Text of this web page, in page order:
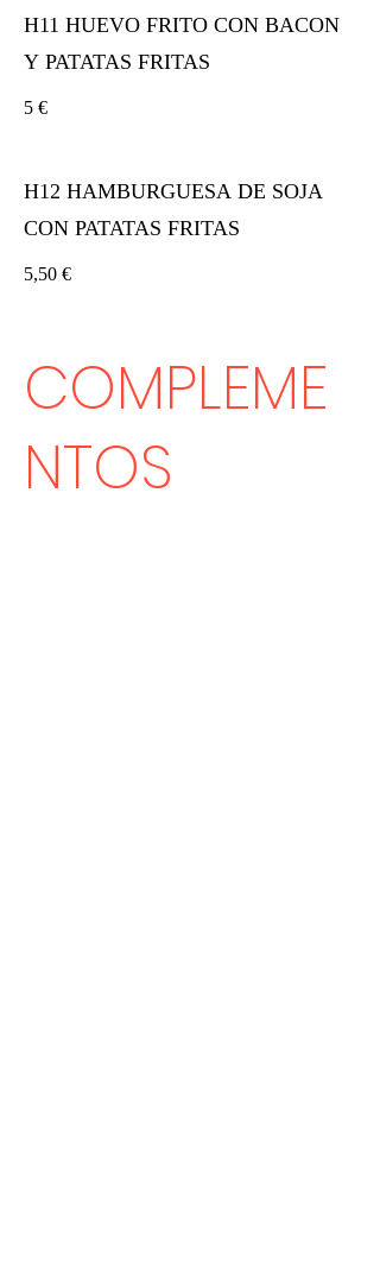
H11 HUEVO FRITO CON BACON
Y PATATAS FRITAS
5 €
H12 HAMBURGUESA DE SOJA
CON PATATAS FRITAS
5,50 €
COMPLEME
NTOS